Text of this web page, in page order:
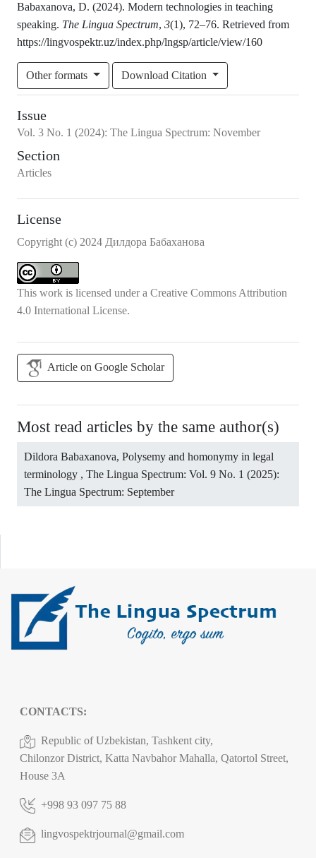
Babaxanova, D. (2024). Modern technologies in teaching
speaking. The Lingua Spectrum, 3(1), 72–76. Retrieved from
https://lingvospektr.uz/index.php/lngsp/article/view/160
Other formats Download Citation
Issue
Vol. 3 No. 1 (2024): The Lingua Spectrum: November
Section
Articles
License
Copyright (c) 2024 Дилдора Бабаханова
This work is licensed under a Creative Commons Attribution
4.0 International License.
Article on Google Scholar
Most read articles by the same author(s)
Dildora Babaxanova, Polysemy and homonymy in legal
terminology , The Lingua Spectrum: Vol. 9 No. 1 (2025):
The Lingua Spectrum: September
CONTACTS:
Republic of Uzbekistan, Tashkent city,
Chilonzor District, Katta Navbahor Mahalla, Qatortol Street,
House 3A
+998 93 097 75 88
lingvospektrjournal@gmail.com